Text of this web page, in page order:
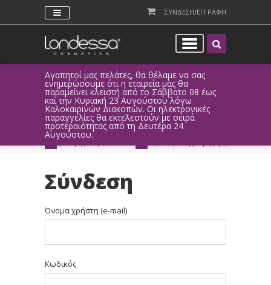
ΣΥΝΔΕΣΗ/ΕΓΓΡΑΦΗ
Αγαπητοί μας πελάτες, θα θέλαμε να σας
ενημερώσουμε ότι η εταιρεία μας θα
παραμείνει κλειστή από το Σάββατο 08 έως
και την Κυριακή 23 Αυγούστου λόγω
Καλοκαιρινών Διακοπών. Οι ηλεκτρονικές
παραγγελίες θα εκτελεστούν με σειρά
προτεραιότητας από τη Δευτέρα 24
Αυγούστου.
ΑΜΕΣΗ ΣΥΝΔΕΣΗ
Facebook, Gmail
ή ως επισκέπτης
ΕΥΚΟΛΕΣ ΑΓΟΡΕΣ
με ευέλικτους τρόπους
πληρωμής
ΔΩΡΕΑΝ ΠΑΡΑΔΟΣΗ
Σύνδεση
Όνομα χρήστη (e-mail)
Κωδικός